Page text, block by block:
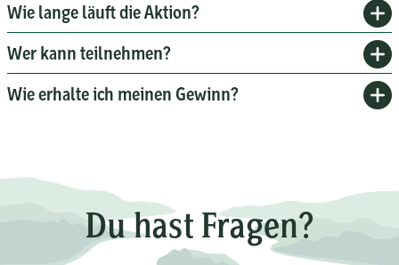
Wie lange läuft die Aktion?
Wer kann teilnehmen?
Wie erhalte ich meinen Gewinn?
Du hast Fragen?